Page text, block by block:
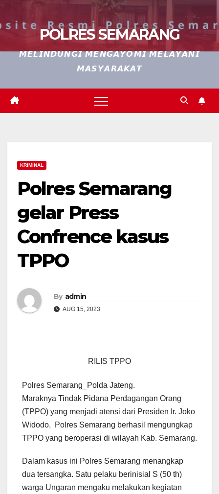
POLRES SEMARANG
𝙈𝙀𝙇𝙄𝙉𝘿𝙐𝙉𝙂𝙄 𝙈𝙀𝙉𝙂𝘼𝙔𝙊𝙈𝙄 𝙈𝙀𝙇𝘼𝙔𝘼𝙉𝙄
𝙈𝘼𝙎𝙔𝘼𝙍𝘼𝙆𝘼𝙏
KRIMINAL
Polres Semarang
gelar Press
Confrence kasus
TPPO
By admin
AUG 15, 2023
RILIS TPPO
Polres Semarang_Polda Jateng.
Maraknya Tindak Pidana Perdagangan Orang
(TPPO) yang menjadi atensi dari Presiden Ir. Joko
Widodo, Polres Semarang berhasil mengungkap
TPPO yang beroperasi di wilayah Kab. Semarang.
Dalam kasus ini Polres Semarang menangkap
dua tersangka. Satu pelaku berinisial S (50 th)
warga Ungaran mengaku melakukan kegiatan